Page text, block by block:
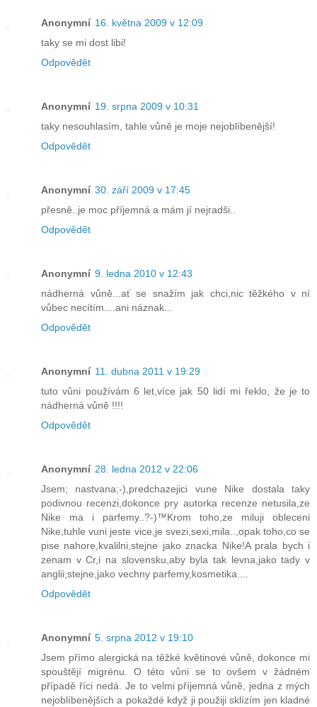
Anonymní 16. května 2009 v 12:09
taky se mi dost libi!
Odpovědět
Anonymní 19. srpna 2009 v 10:31
taky nesouhlasím, tahle vůně je moje nejoblíbenější!
Odpovědět
Anonymní 30. září 2009 v 17:45
přesně..je moc příjemná a mám jí nejradši..
Odpovědět
Anonymní 9. ledna 2010 v 12:43
nádherná vůně...ať se snažím jak chci,nic těžkého v ní
vůbec necítím....ani náznak...
Odpovědět
Anonymní 11. dubna 2011 v 19:29
tuto vůni používám 6 let,více jak 50 lidí mi řeklo, že je to
nádherná vůně !!!!
Odpovědět
Anonymní 28. ledna 2012 v 22:06
Jsem; nastvana;-),predchazejici vune Nike dostala taky
podivnou recenzi,dokonce pry autorka recenze netusila,ze
Nike ma i parfemy..?-)™Krom toho,ze miluji obleceni
Nike,tuhle vuni jeste vice,je svezi,sexi,mila..,opak toho,co se
pise nahore,kvalilni,stejne jako znacka Nike!A prala bych i
zenam v Cr,i na slovensku,aby byla tak levna,jako tady v
anglii,stejne,jako vechny parfemy,kosmetika....
Odpovědět
Anonymní 5. srpna 2012 v 19:10
Jsem přímo alergická na těžké květinové vůně, dokonce mi
spouštějí migrénu. O této vůni se to ovšem v žádném
případě říci nedá. Je to velmi příjemná vůně, jedna z mých
nejoblíbenějších a pokaždé když ji použiji sklízím jen kladné